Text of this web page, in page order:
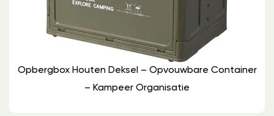
Opbergbox Houten Deksel – Opvouwbare Container
– Kampeer Organisatie